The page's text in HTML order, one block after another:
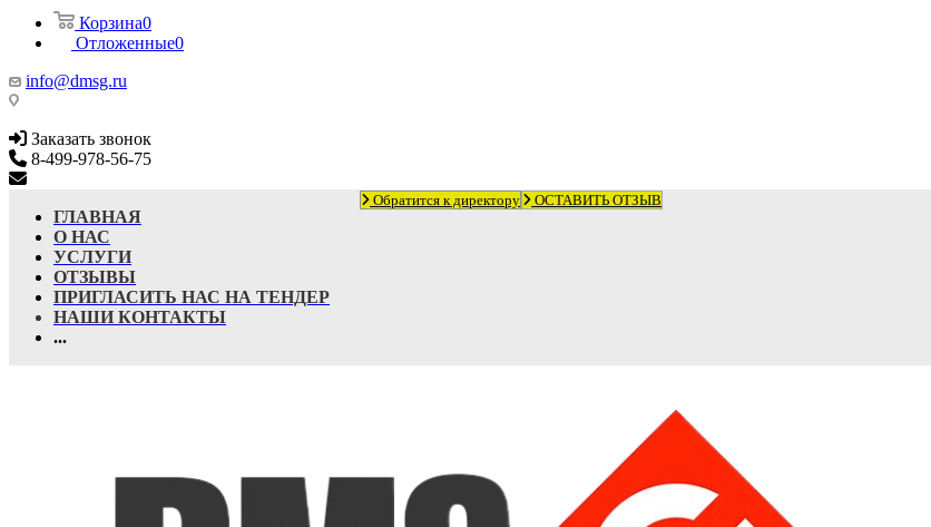
Корзина0
Отложенные0
info@dmsg.ru
Заказать звонок
8-499-978-56-75
ГЛАВНАЯ
О НАС
УСЛУГИ
ОТЗЫВЫ
ПРИГЛАСИТЬ НАС НА ТЕНДЕР
НАШИ КОНТАКТЫ
...
Обратится к директору ОСТАВИТЬ ОТЗЫВ